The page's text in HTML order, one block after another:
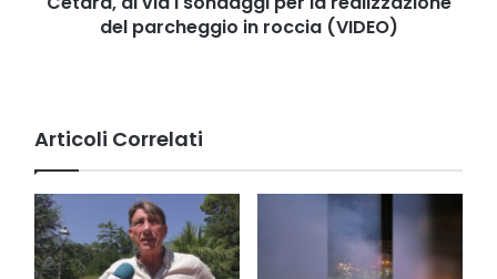
del parcheggio in roccia (VIDEO)
Articoli Correlati